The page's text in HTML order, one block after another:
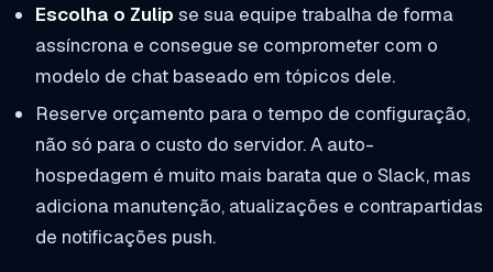
Escolha o Zulip se sua equipe trabalha de forma
assíncrona e consegue se comprometer com o
modelo de chat baseado em tópicos dele.
Reserve orçamento para o tempo de configuração,
não só para o custo do servidor. A auto-
hospedagem é muito mais barata que o Slack, mas
adiciona manutenção, atualizações e contrapartidas
de notificações push.